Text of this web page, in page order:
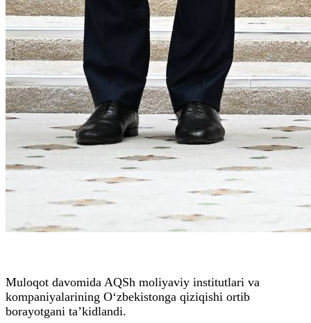
Muloqot davomida AQSh moliyaviy institutlari va
kompaniyalarining O‘zbekistonga qiziqishi ortib
borayotgani ta’kidlandi.